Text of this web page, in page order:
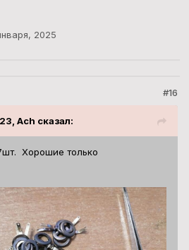
2025
#16
Ach сказал:
Хорошие только